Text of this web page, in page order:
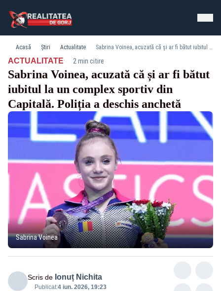
Acasă Știri Actualitate Sabrina Voinea, acuzată că și ar fi bătut iubitul la un complex sportiv din Capitală. Poliția a deschis anchetă
ACTUALITATE· 2 min citire
Sabrina Voinea, acuzată că și ar fi bătut
iubitul la un complex sportiv din
Capitală. Poliția a deschis anchetă
Sabrina Voinea
Scris de Ionuț Nichita
Publicat:4 iun. 2026, 19:23